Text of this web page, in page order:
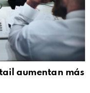
aumentan más